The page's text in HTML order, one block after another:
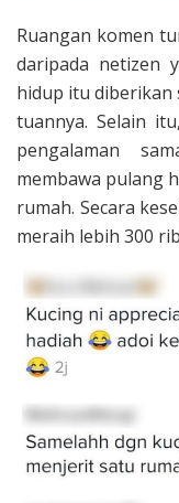
Ruangan komen
daripada netizen
hidup itu diberikan
tuannya. Selain
pengalaman
membawa pulang
rumah. Secara
meraih lebih 300